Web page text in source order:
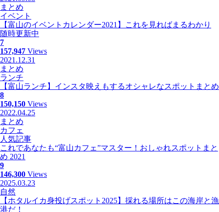
まとめ
イベント
【富山のイベントカレンダー2021】これを見ればまるわかり
随時更新中
7
157,947 Views
2021.12.31
まとめ
ランチ
【富山ランチ】インスタ映えもするオシャレなスポットまとめ
8
150,150 Views
2022.04.25
まとめ
カフェ
人気記事
これであなたも“富山カフェ”マスター！おしゃれスポットまと
め 2021
9
146,300 Views
2025.03.23
自然
【ホタルイカ身投げスポット2025】採れる場所はこの海岸と漁
港だ！